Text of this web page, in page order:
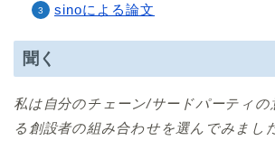
sinoによる論文
聞く
私は自分のチェーン/サードパーティ
る創設者の組み合わせを選んでみまし